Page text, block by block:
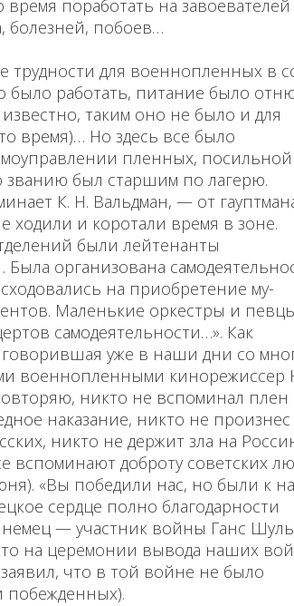
время поработать на
болезней, побоев…
трудности для военнопленных в
было работать, питание было
таким оно не было и для
время)… Но здесь все было
пленных,
званию был старшим по лагерю.
К. Н. Вальдман, — от
ходили и коротали время в зоне.
были лейтенанты
организована
на приобретение му­
Маленькие оркестры и
самодеятельности…». Как
говорившая уже в наши дни со
военнопленными кинорежиссер
никто не вспоминал плен
наказа­ние, никто не произнес
никто не дер­жит зла на
вспоминают доброту советских
«Вы победили нас, но были к
сердце полно благодарности
— участник войны Ганс
на церемонии вывода наших
что в той войне не было
побежденных).